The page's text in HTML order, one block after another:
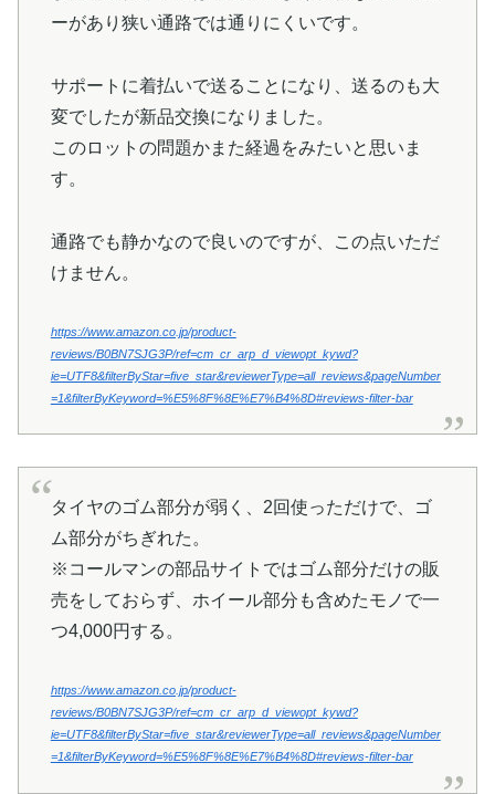
ーがあり狭い通路では通りにくいです。
サポートに着払いで送ることになり、送るのも大
変でしたが新品交換になりました。
このロットの問題かまた経過をみたいと思いま
す。
通路でも静かなので良いのですが、この点いただ
けません。
https://www.amazon.co.jp/product-
reviews/B0BN7SJG3P/ref=cm_cr_arp_d_viewopt_kywd?
ie=UTF8&filterByStar=five_star&reviewerType=all_reviews&pageNumber
=1&filterByKeyword=%E5%8F%8E%E7%B4%8D#reviews-filter-bar
タイヤのゴム部分が弱く、2回使っただけで、ゴ
ム部分がちぎれた。
※コールマンの部品サイトではゴム部分だけの販
売をしておらず、ホイール部分も含めたモノで一
つ4,000円する。
https://www.amazon.co.jp/product-
reviews/B0BN7SJG3P/ref=cm_cr_arp_d_viewopt_kywd?
ie=UTF8&filterByStar=five_star&reviewerType=all_reviews&pageNumber
=1&filterByKeyword=%E5%8F%8E%E7%B4%8D#reviews-filter-bar